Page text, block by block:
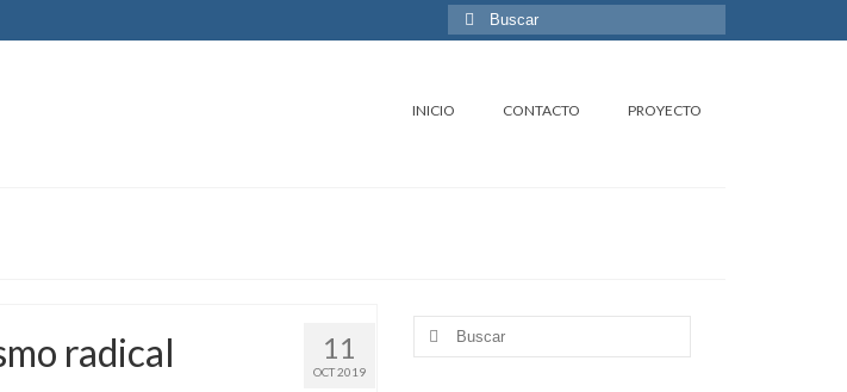
Buscar
por:
INICIO CONTACTO PROYECTO
11
OCT 2019
radical
Buscar